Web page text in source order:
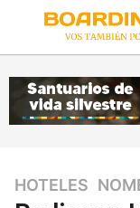
5
HOTELES ,